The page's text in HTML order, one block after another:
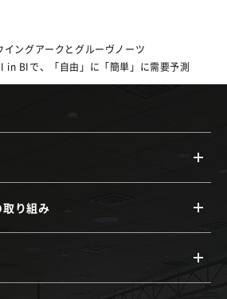
イングアークとグルーヴノーツ
in BIで、「自由」に「簡単」に需要予測
り組み